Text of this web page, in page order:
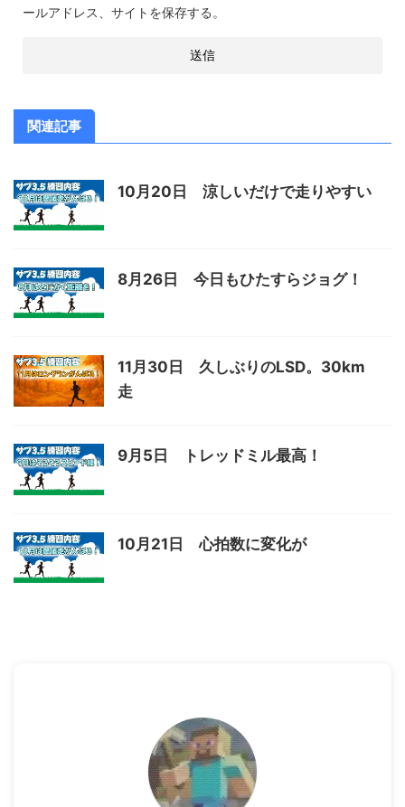
ールアドレス、サイトを保存する。
関連記事
10月20日 涼しいだけで走りやすい
8月26日 今日もひたすらジョグ！
11月30日 久しぶりのLSD。30km
走
9月5日 トレッドミル最高！
10月21日 心拍数に変化が